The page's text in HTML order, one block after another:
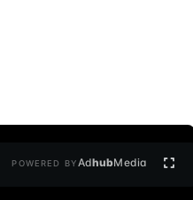
POWERED BYAdhubMedia